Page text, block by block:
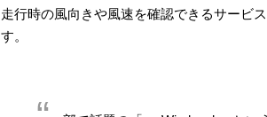
走行時の風向きや風速を確認できるサービ
す。